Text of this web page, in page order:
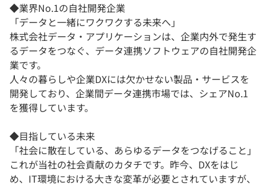
◆業界No.1の自社開発企業
「データと一緒にワクワクする未来へ」
株式会社データ・アプリケーションは、企業内外で発生す
るデータをつなぐ、データ連携ソフトウェアの自社開発企
業です。
人々の暮らしや企業DXには欠かせない製品・サービスを
開発しており、企業間データ連携市場では、シェアNo.1
を獲得しています。
◆目指している未来
「社会に散在している、あらゆるデータをつなげること」
これが当社の社会貢献のカタチです。昨今、DXをはじ
め、IT環境における大きな変革が必要とされていますが、